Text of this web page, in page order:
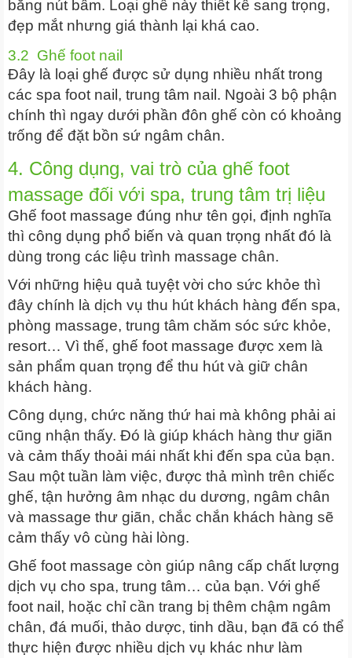
bằng nút bấm. Loại ghế này thiết kế sang trọng,
đẹp mắt nhưng giá thành lại khá cao.
3.2 Ghế foot nail
Đây là loại ghế được sử dụng nhiều nhất trong
các spa foot nail, trung tâm nail. Ngoài 3 bộ phận
chính thì ngay dưới phần đôn ghế còn có khoảng
trống để đặt bồn sứ ngâm chân.
4. Công dụng, vai trò của ghế foot
massage đối với spa, trung tâm trị liệu
Ghế foot massage đúng như tên gọi, định nghĩa
thì công dụng phổ biến và quan trọng nhất đó là
dùng trong các liệu trình massage chân.
Với những hiệu quả tuyệt vời cho sức khỏe thì
đây chính là dịch vụ thu hút khách hàng đến spa,
phòng massage, trung tâm chăm sóc sức khỏe,
resort… Vì thế, ghế foot massage được xem là
sản phẩm quan trọng để thu hút và giữ chân
khách hàng.
Công dụng, chức năng thứ hai mà không phải ai
cũng nhận thấy. Đó là giúp khách hàng thư giãn
và cảm thấy thoải mái nhất khi đến spa của bạn.
Sau một tuần làm việc, được thả mình trên chiếc
ghế, tận hưởng âm nhạc du dương, ngâm chân
và massage thư giãn, chắc chắn khách hàng sẽ
cảm thấy vô cùng hài lòng.
Ghế foot massage còn giúp nâng cấp chất lượng
dịch vụ cho spa, trung tâm… của bạn. Với ghế
foot nail, hoặc chỉ cần trang bị thêm chậm ngâm
chân, đá muối, thảo dược, tinh dầu, bạn đã có thể
thực hiện được nhiều dịch vụ khác như làm